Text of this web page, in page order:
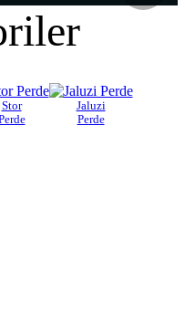
Stor
Jaluzi
Perde